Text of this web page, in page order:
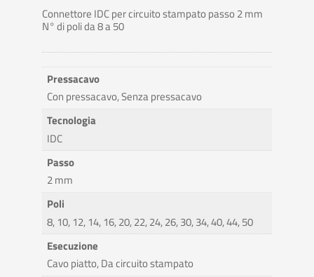
Connettore IDC per circuito stampato passo 2 mm
N° di poli da 8 a 50
Pressacavo
Con pressacavo, Senza pressacavo
Tecnologia
IDC
Passo
2 mm
Poli
8, 10, 12, 14, 16, 20, 22, 24, 26, 30, 34, 40, 44, 50
Esecuzione
Cavo piatto, Da circuito stampato